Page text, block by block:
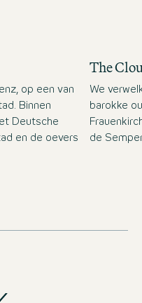
op een van
Binnen
Deutsche
en de oevers
The
We
barokke
de